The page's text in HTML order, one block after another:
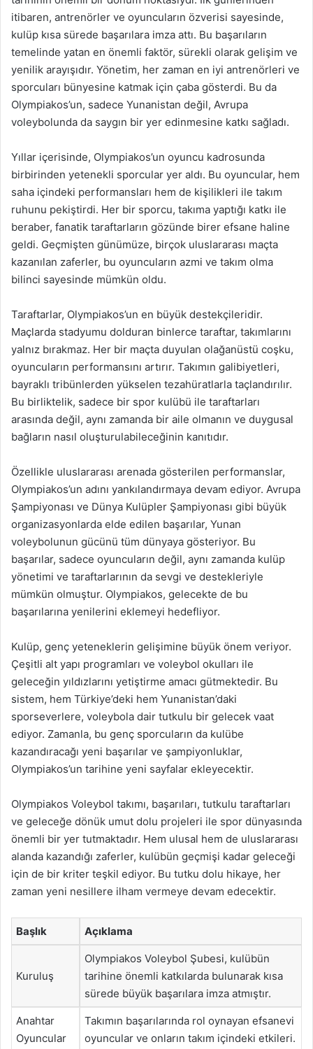
itibaren, antrenörler ve oyuncuların özverisi sayesinde,
kulüp kısa sürede başarılara imza attı. Bu başarıların
temelinde yatan en önemli faktör, sürekli olarak gelişim ve
yenilik arayışıdır. Yönetim, her zaman en iyi antrenörleri ve
sporcuları bünyesine katmak için çaba gösterdi. Bu da
Olympiakos’un, sadece Yunanistan değil, Avrupa
voleybolunda da saygın bir yer edinmesine katkı sağladı.
Yıllar içerisinde, Olympiakos’un oyuncu kadrosunda
birbirinden yetenekli sporcular yer aldı. Bu oyuncular, hem
saha içindeki performansları hem de kişilikleri ile takım
ruhunu pekiştirdi. Her bir sporcu, takıma yaptığı katkı ile
beraber, fanatik taraftarların gözünde birer efsane haline
geldi. Geçmişten günümüze, birçok uluslararası maçta
kazanılan zaferler, bu oyuncuların azmi ve takım olma
bilinci sayesinde mümkün oldu.
Taraftarlar, Olympiakos’un en büyük destekçileridir.
Maçlarda stadyumu dolduran binlerce taraftar, takımlarını
yalnız bırakmaz. Her bir maçta duyulan olağanüstü coşku,
oyuncuların performansını artırır. Takımın galibiyetleri,
bayraklı tribünlerden yükselen tezahüratlarla taçlandırılır.
Bu birliktelik, sadece bir spor kulübü ile taraftarları
arasında değil, aynı zamanda bir aile olmanın ve duygusal
bağların nasıl oluşturulabileceğinin kanıtıdır.
Özellikle uluslararası arenada gösterilen performanslar,
Olympiakos’un adını yankılandırmaya devam ediyor. Avrupa
Şampiyonası ve Dünya Kulüpler Şampiyonası gibi büyük
organizasyonlarda elde edilen başarılar, Yunan
voleybolunun gücünü tüm dünyaya gösteriyor. Bu
başarılar, sadece oyuncuların değil, aynı zamanda kulüp
yönetimi ve taraftarlarının da sevgi ve destekleriyle
mümkün olmuştur. Olympiakos, gelecekte de bu
başarılarına yenilerini eklemeyi hedefliyor.
Kulüp, genç yeteneklerin gelişimine büyük önem veriyor.
Çeşitli alt yapı programları ve voleybol okulları ile
geleceğin yıldızlarını yetiştirme amacı gütmektedir. Bu
sistem, hem Türkiye’deki hem Yunanistan’daki
sporseverlere, voleybola dair tutkulu bir gelecek vaat
ediyor. Zamanla, bu genç sporcuların da kulübe
kazandıracağı yeni başarılar ve şampiyonluklar,
Olympiakos’un tarihine yeni sayfalar ekleyecektir.
Olympiakos Voleybol takımı, başarıları, tutkulu taraftarları
ve geleceğe dönük umut dolu projeleri ile spor dünyasında
önemli bir yer tutmaktadır. Hem ulusal hem de uluslararası
alanda kazandığı zaferler, kulübün geçmişi kadar geleceği
için de bir kriter teşkil ediyor. Bu tutku dolu hikaye, her
zaman yeni nesillere ilham vermeye devam edecektir.
Başlık Açıklama
Kuruluş
Olympiakos Voleybol Şubesi, kulübün
tarihine önemli katkılarda bulunarak kısa
sürede büyük başarılara imza atmıştır.
Anahtar
Oyuncular
Takımın başarılarında rol oynayan efsanevi
oyuncular ve onların takım içindeki etkileri.